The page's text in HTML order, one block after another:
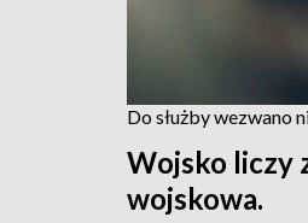
Do służby wezwano
Wojsko liczy
wojskowa.